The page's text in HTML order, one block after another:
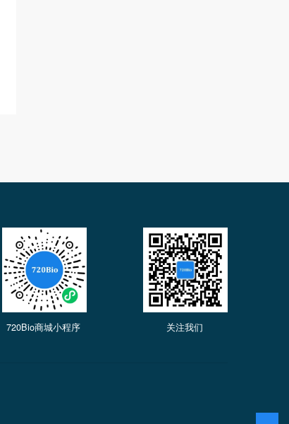
720Bio商城小程序 关注我们